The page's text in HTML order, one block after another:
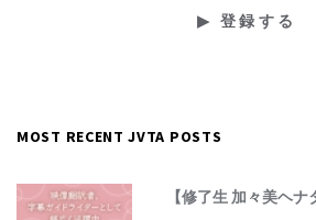
MOST RECENT JVTA POSTS
【修了生 加々美ヘナ